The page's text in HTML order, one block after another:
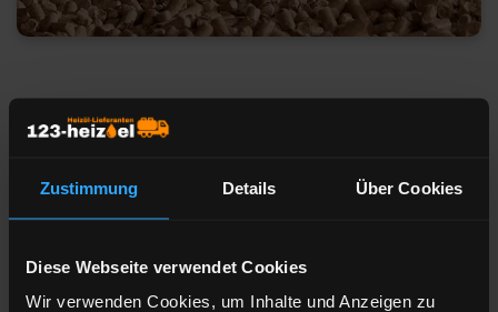
Zustimmung Details Über Cookies
Diese Webseite verwendet Cookies
Wir verwenden Cookies, um Inhalte und Anzeigen zu
Heizöl-Preisangebot für 95444